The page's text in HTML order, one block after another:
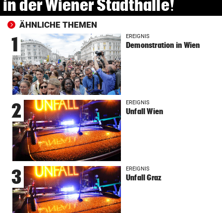
in der Wiener Stadthalle!
ÄHNLICHE THEMEN
1 EREIGNIS
Demonstration in Wien
2 EREIGNIS
Unfall Wien
3 EREIGNIS
Unfall Graz